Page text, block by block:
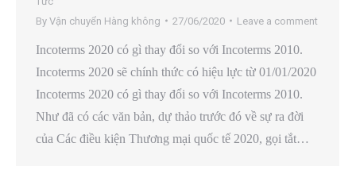
By Vận chuyển Hàng không 27/06/2020 Leave a comment
Incoterms 2020 có gì thay đổi so với Incoterms 2010.
Incoterms 2020 sẽ chính thức có hiệu lực từ 01/01/2020
Incoterms 2020 có gì thay đổi so với Incoterms 2010.
Như đã có các văn bản, dự thảo trước đó về sự ra đời
của Các điều kiện Thương mại quốc tế 2020, gọi tắt…